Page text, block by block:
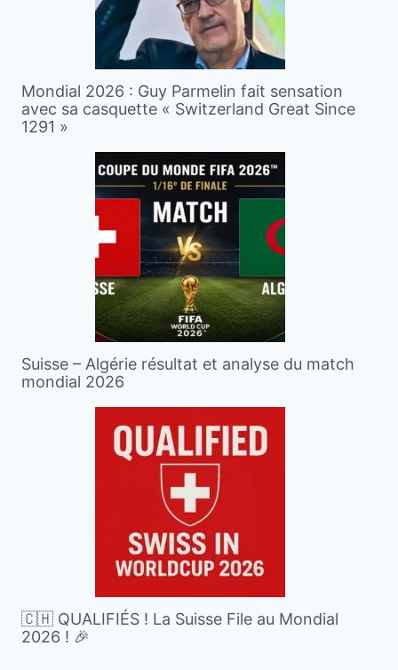
Mondial 2026 : Guy Parmelin fait sensation
avec sa casquette « Switzerland Great Since
1291 »
Suisse – Algérie résultat et analyse du match
mondial 2026
🇨🇭 QUALIFIÉS ! La Suisse File au Mondial
2026 ! 🎉